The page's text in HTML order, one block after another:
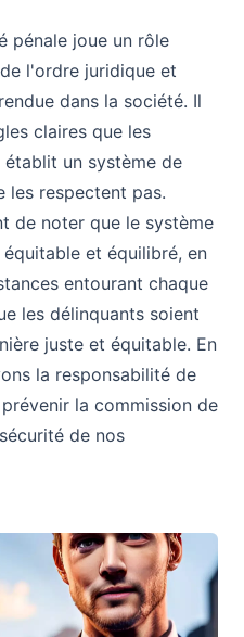
pénale joue un rôle
l'ordre juridique et
dans la société. Il
claires que les
un système de
les respectent pas.
de noter que le système
et équilibré, en
entourant chaque
les délinquants soient
juste et équitable. En
la responsabilité de
la commission de
de nos